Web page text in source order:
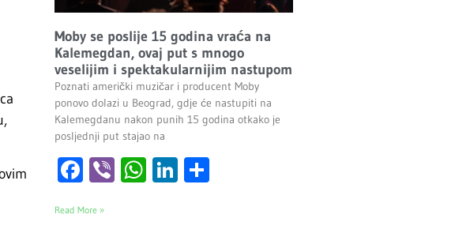
Moby se poslije 15 godina vraća na
Kalemegdan, ovaj put s mnogo
veselijim i spektakularnijim nastupom
Poznati američki muzičar i producent Moby
ponovo dolazi u Beograd, gdje će nastupiti na
Kalemegdanu nakon punih 15 godina otkako je
posljednji put stajao na
Facebook
ViberWhatsApp
LinkedIn
Read More »